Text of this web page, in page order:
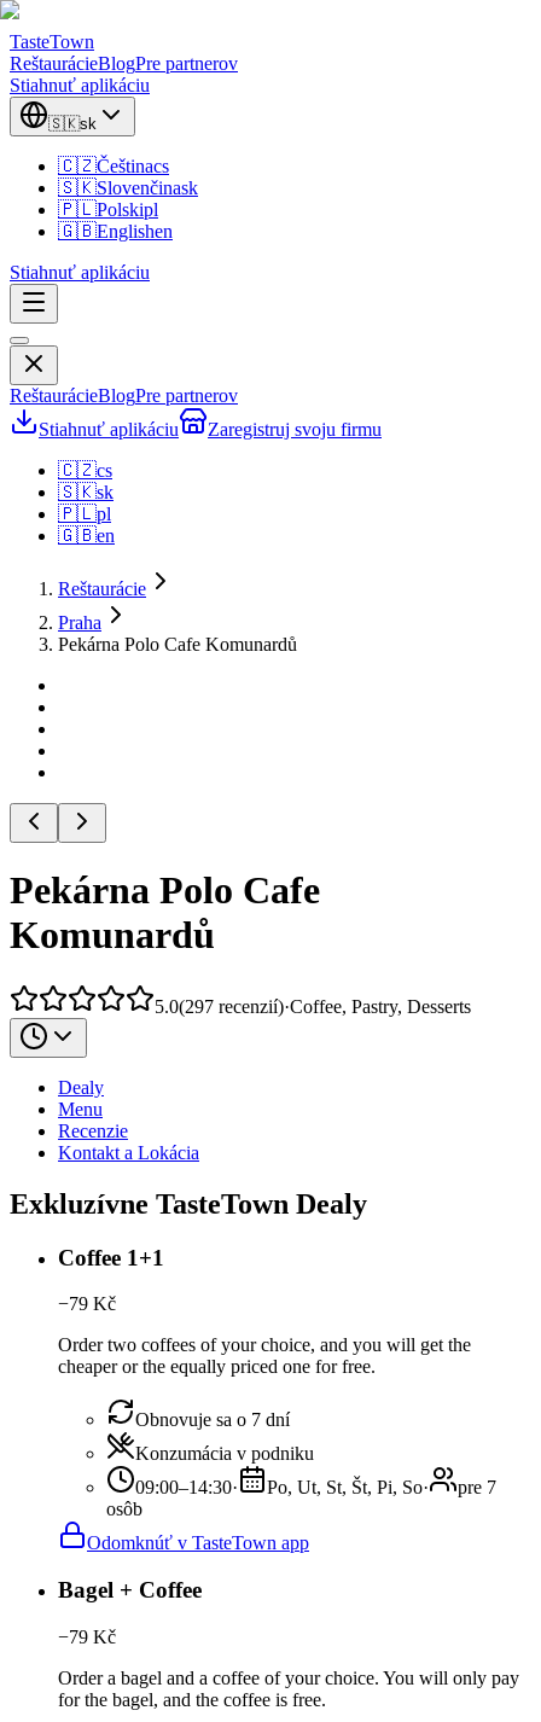
TasteTown
ReštaurácieBlogPre partnerov
Stiahnuť aplikáciu
🇸🇰sk
🇨🇿Češtinacs
🇸🇰Slovenčinask
🇵🇱Polskipl
🇬🇧Englishen
Stiahnuť aplikáciu
ReštaurácieBlogPre partnerov
Stiahnuť aplikáciu
Zaregistruj svoju firmu
🇨🇿cs
🇸🇰sk
🇵🇱pl
🇬🇧en
Reštaurácie
Praha
Pekárna Polo Cafe Komunardů
Pekárna Polo Cafe
Komunardů
5.0(297 recenzií)·Coffee, Pastry, Desserts
Dealy
Menu
Recenzie
Kontakt a Lokácia
Exkluzívne TasteTown Dealy
Coffee 1+1
−79 Kč
Order two coffees of your choice, and you will get the
cheaper or the equally priced one for free.
Obnovuje sa o 7 dní
Konzumácia v podniku
09:00–14:30· Po, Ut, St, Št, Pi, So·
pre 7
osôb
Odomknúť v TasteTown app
Bagel + Coffee
−79 Kč
Order a bagel and a coffee of your choice. You will only pay
for the bagel, and the coffee is free.